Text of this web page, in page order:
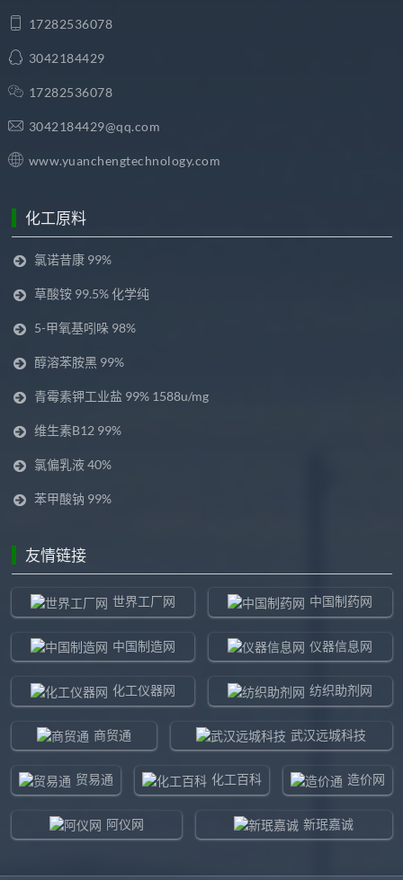
17282536078
3042184429
17282536078
3042184429@qq.com
www.yuanchengtechnology.com
化工原料
氯诺昔康 99%
草酸铵 99.5% 化学纯
5-甲氧基吲哚 98%
醇溶苯胺黑 99%
青霉素钾工业盐 99% 1588u/mg
维生素B12 99%
氯偏乳液 40%
苯甲酸钠 99%
友情链接
世界工厂网 中国制药网
中国制造网 仪器信息网
化工仪器网 纺织助剂网
商贸通 武汉远城科技
贸易通 化工百科 造价网
阿仪网 新珉嘉诚